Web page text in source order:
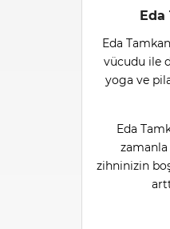
Eda
Eda
vücudu ile
yoga ve
Eda
zihninizin